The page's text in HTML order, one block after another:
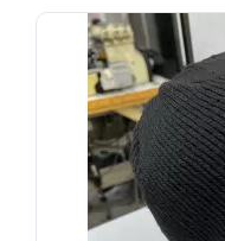
График платежей
Сегодня